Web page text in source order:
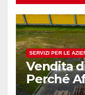
SERVIZI PER LE
Vendita
Perché